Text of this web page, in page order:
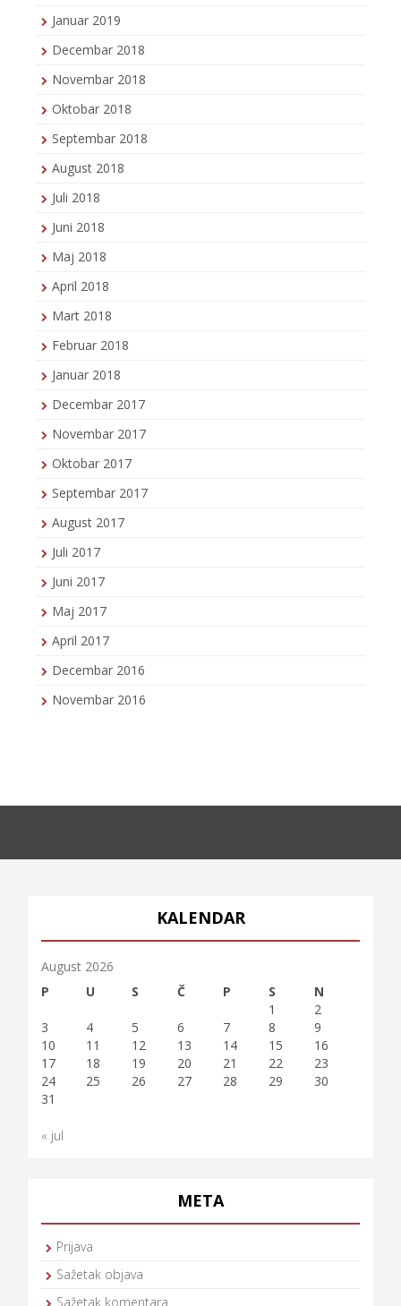
Januar 2019
Decembar 2018
Novembar 2018
Oktobar 2018
Septembar 2018
August 2018
Juli 2018
Juni 2018
Maj 2018
April 2018
Mart 2018
Februar 2018
Januar 2018
Decembar 2017
Novembar 2017
Oktobar 2017
Septembar 2017
August 2017
Juli 2017
Juni 2017
Maj 2017
April 2017
Decembar 2016
Novembar 2016
KALENDAR
August 2026
P
U S Č P S
N
1
2
3
4 5 6 7 8
9
10
11 12 13 14 15
16
17
18 19 20 21 22
23
24
25 26 27 28 29
30
31
« jul
META
Prijava
Sažetak objava
Sažetak komentara